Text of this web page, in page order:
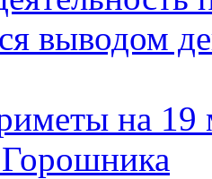
выводом
на 19